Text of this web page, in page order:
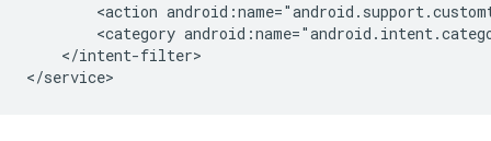
<action
<category
</intent-filter>